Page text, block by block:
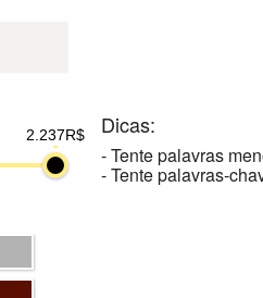
2.237R$ Dicas:
- Tente palavras
- Tente palavras-